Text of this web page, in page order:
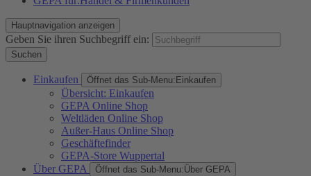
Hauptnavigation anzeigen
Geben Sie ihren Suchbegriff ein:
Suchen
Einkaufen Öffnet das Sub-Menu: Einkaufen
Übersicht: Einkaufen
GEPA Online Shop
Weltläden Online Shop
Außer-Haus Online Shop
Geschäftefinder
GEPA-Store Wuppertal
Über GEPA
Öffnet das Sub-Menu:Über GEPA